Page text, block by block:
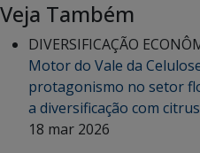
Veja Também
DIVERSIFICAÇÃO
Motor do Vale da
protagonismo no setor
a diversificação com
18 mar 2026